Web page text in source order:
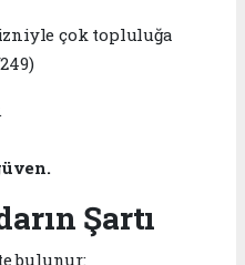
çok topluluğa
Şartı
bulunur: